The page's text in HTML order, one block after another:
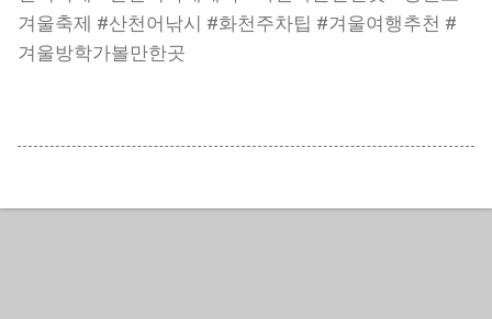
겨울축제 #산천어낚시 #화천주차팁 #겨울여행추천 #
겨울방학가볼만한곳